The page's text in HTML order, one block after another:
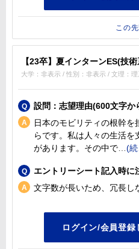
この
【23卒】夏インターンES(技
大学：非表示 / 性別：非表示 / 文理：理
設問：志望理由(600文字か
日本のモビリティの根幹
らです。私は人々の生活
があります。その中で
エントリーシート記入時に
文字数が長いため、冗長し